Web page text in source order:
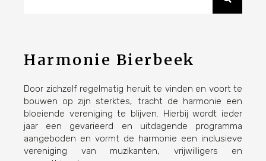
Harmonie Bierbeek
Door zichzelf regelmatig heruit te vinden en voort te
bouwen op zijn sterktes, tracht de harmonie een
bloeiende vereniging te blijven. Hierbij wordt ieder
jaar een gevarieerd en uitdagende programma
aangeboden en vormt de harmonie een inclusieve
vereniging van muzikanten, vrijwilligers en